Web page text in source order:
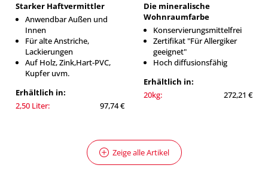
Starker Haftvermittler
Anwendbar Außen und
Innen
Für alte Anstriche,
Lackierungen
Auf Holz, Zink,Hart-PVC,
Kupfer uvm.
Erhältlich in:
2,50 Liter:
97,74 €
Die mineralische
Wohnraumfarbe
Konservierungsmittelfrei
Zertifikat "Für Allergiker
geeignet"
Hoch diffusionsfähig
Erhältlich in:
20kg:
272,21 €
Zeige alle Artikel